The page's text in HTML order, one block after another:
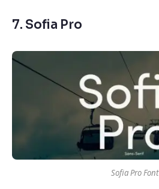
7. Sofia Pro
Sofia Pro Font